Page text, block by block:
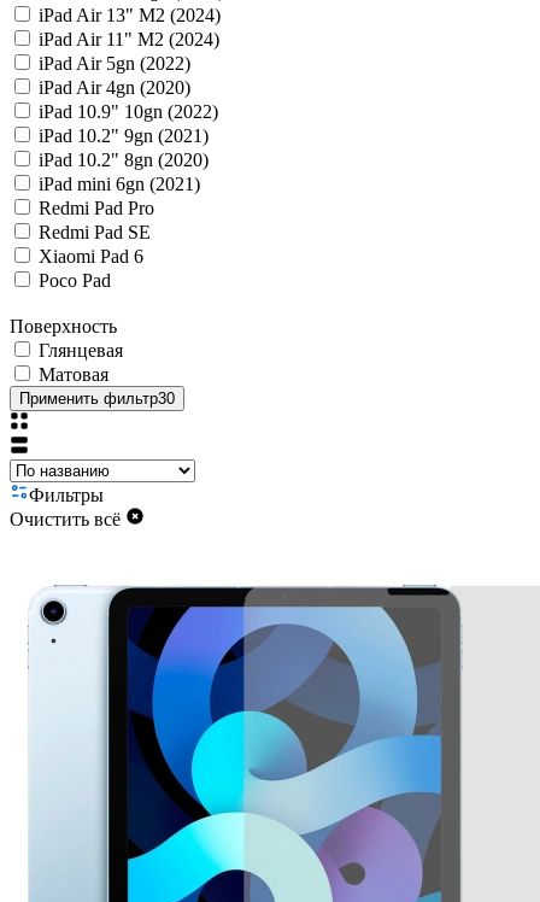
iPad Air 13" M2 (2024)
iPad Air 11" M2 (2024)
iPad Air 5gn (2022)
iPad Air 4gn (2020)
iPad 10.9" 10gn (2022)
iPad 10.2" 9gn (2021)
iPad 10.2" 8gn (2020)
iPad mini 6gn (2021)
Redmi Pad Pro
Redmi Pad SE
Xiaomi Pad 6
Poco Pad
Поверхность
Глянцевая
Матовая
Применить фильтр30
Фильтры
Очистить всё